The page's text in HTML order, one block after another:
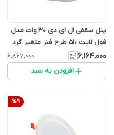
پنل سقفی ال ای دی 30 وات مدل
فول لایت 510 طرح فنر متغیر گرد
بسته 10 تایی
۶٬۱۶۴٬۰۰۰ ۶٬۸۶۷٬۰۰۰
افزودن به سبد
%9